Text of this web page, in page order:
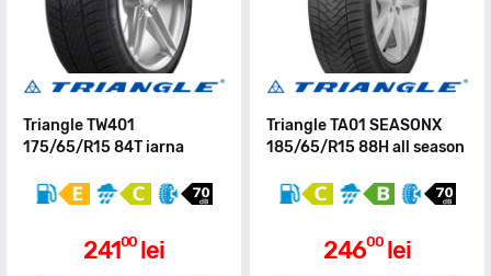
Triangle TW401
175/65/R15 84T iarna
24100 lei
Triangle TA01 SEASONX
185/65/R15 88H all season
24600 lei